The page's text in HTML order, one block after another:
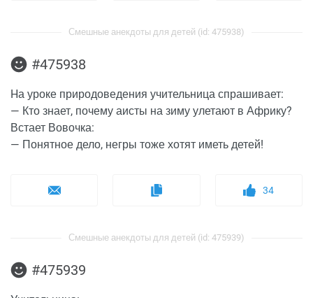
Смешные анекдоты для детей (id: 475938)
#475938
Hа уроке природоведения учительница спрашивает:
— Кто знает, почему аисты на зиму улетают в Африку?
Встает Вовочка:
— Понятное дело, негры тоже хотят иметь детей!
34
Смешные анекдоты для детей (id: 475939)
#475939